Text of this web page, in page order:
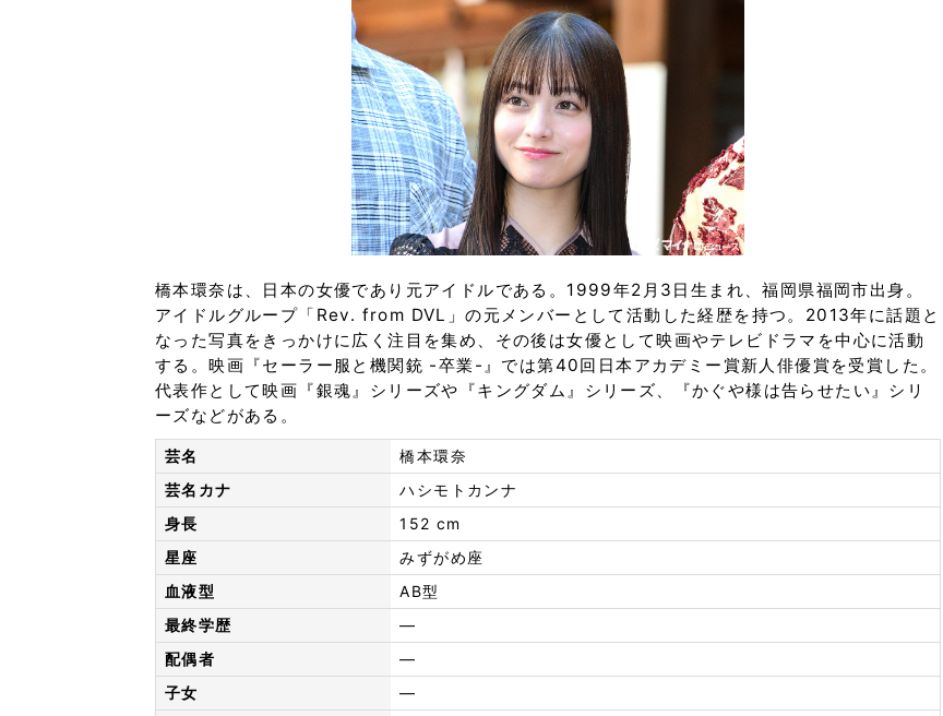
橋本環奈は、日本の女優であり元アイドルである。1999年2月3日生まれ、福岡県福岡市出身。
アイドルグループ「Rev. from DVL」の元メンバーとして活動した経歴を持つ。2013年に話題と
なった写真をきっかけに広く注目を集め、その後は女優として映画やテレビドラマを中心に活動
する。映画『セーラー服と機関銃 -卒業-』では第40回日本アカデミー賞新人俳優賞を受賞した。
代表作として映画『銀魂』シリーズや『キングダム』シリーズ、『かぐや様は告らせたい』シリ
ーズなどがある。
芸名
橋本環奈
芸名カナ
ハシモトカンナ
身長
152 cm
星座
みずがめ座
血液型
AB型
最終学歴
—
配偶者
—
子女
—